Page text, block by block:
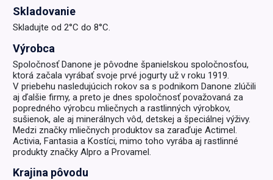
Skladovanie
Skladujte od 2°C do 8°C.
Výrobca
Spoločnosť Danone je pôvodne španielskou spoločnosťou,
ktorá začala vyrábať svoje prvé jogurty už v roku 1919.
V priebehu nasledujúcich rokov sa s podnikom Danone zlúčili
aj ďalšie firmy, a preto je dnes spoločnosť považovaná za
popredného výrobcu mliečnych a rastlinných výrobkov,
sušienok, ale aj minerálnych vôd, detskej a špeciálnej výživy.
Medzi značky mliečnych produktov sa zaraďuje Actimel.
Activia, Fantasia a Kostíci, mimo toho vyrába aj rastlinné
produkty značky Alpro a Provamel.
Krajina pôvodu